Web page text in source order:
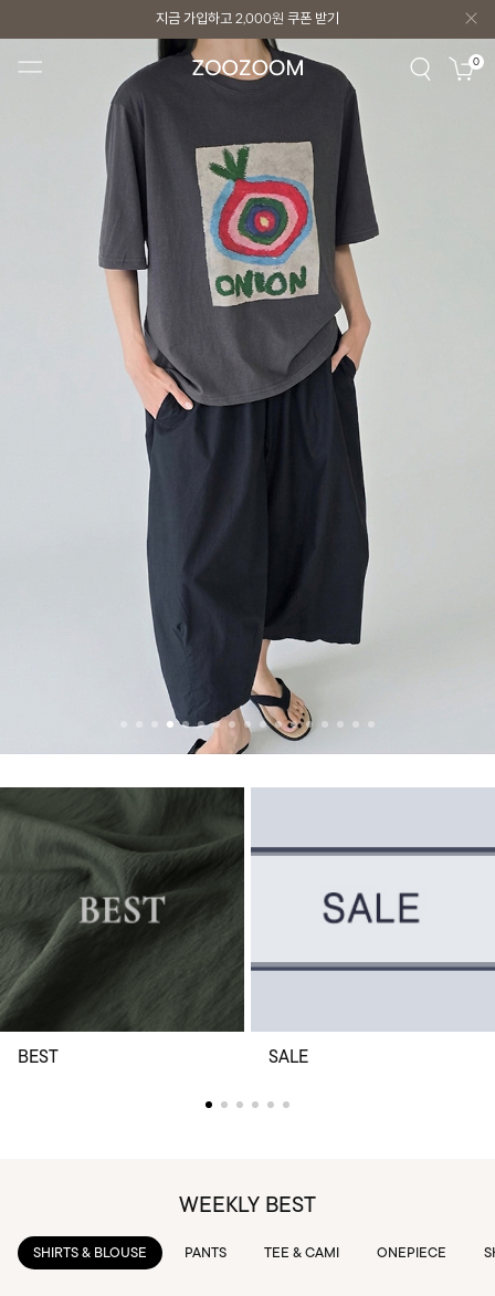
지금 가입하고 2,000원 쿠폰 받기
지금 가입하고 2,000원 쿠폰 받기 0
BEST SALE
WEEKLY BEST
PANTS TEE & CAMI ONEPIECE SKIRTS OUTWEAR